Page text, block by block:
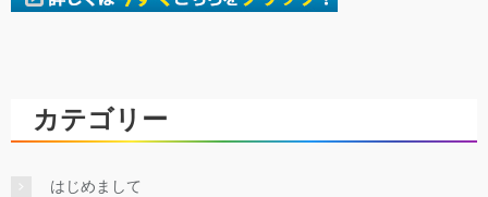
カテゴリー
はじめまして